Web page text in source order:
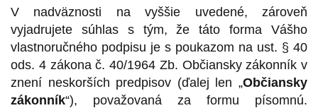
V nadväznosti na vyššie uvedené, zároveň
vyjadrujete súhlas s tým, že táto forma Vášho
vlastnoručného podpisu je s poukazom na ust. § 40
ods. 4 zákona č. 40/1964 Zb. Občiansky zákonník v
znení neskorších predpisov (ďalej len „Občiansky
zákonník“), považovaná za formu písomnú.